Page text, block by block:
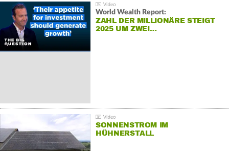
World Wealth Report:
ZAHL DER MILLIONÄRE STEIGT
2025 UM ZWEI…
SONNENSTROM IM
HÜHNERSTALL